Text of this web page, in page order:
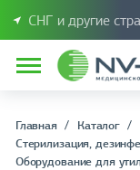
СНГ и другие
Главная Каталог
Стерилизация,
Оборудование для